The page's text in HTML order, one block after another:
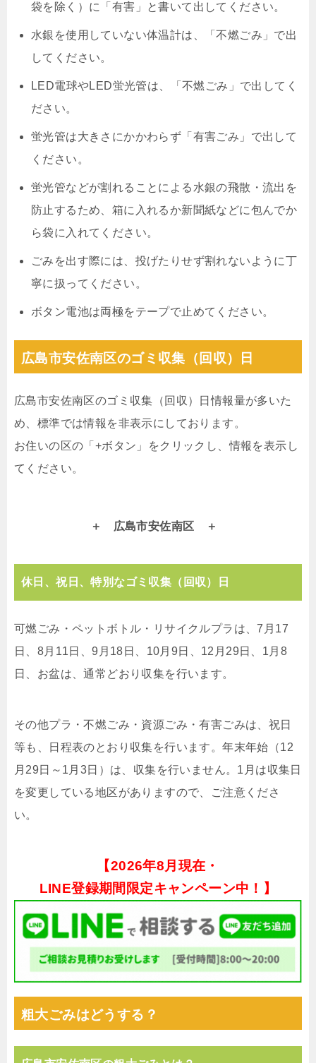
袋を除く）に「有害」と書いて出してください。
水銀を使用していない体温計は、「不燃ごみ」で出
してください。
LED電球やLED蛍光管は、「不燃ごみ」で出してく
ださい。
蛍光管は大きさにかかわらず「有害ごみ」で出して
ください。
蛍光管などが割れることによる水銀の飛散・流出を
防止するため、箱に入れるか新聞紙などに包んでか
ら袋に入れてください。
ごみを出す際には、投げたりせず割れないように丁
寧に扱ってください。
ボタン電池は両極をテープで止めてください。
広島市安佐南区のゴミ収集（回収）日
広島市安佐南区のゴミ収集（回収）日情報量が多いた
め、標準では情報を非表示にしております。
お住いの区の「+ボタン」をクリックし、情報を表示し
てください。
広島市安佐南区
休日、祝日、特別なゴミ収集（回収）日
可燃ごみ・ペットボトル・リサイクルプラは、7月17
日、8月11日、9月18日、10月9日、12月29日、1月8
日、お盆は、通常どおり収集を行います。
その他プラ・不燃ごみ・資源ごみ・有害ごみは、祝日
等も、日程表のとおり収集を行います。年末年始（12
月29日～1月3日）は、収集を行いません。1月は収集日
を変更している地区がありますので、ご注意くださ
い。
【2026年8月現在・
LINE登録期間限定キャンペーン中！】
粗大ごみはどうする？